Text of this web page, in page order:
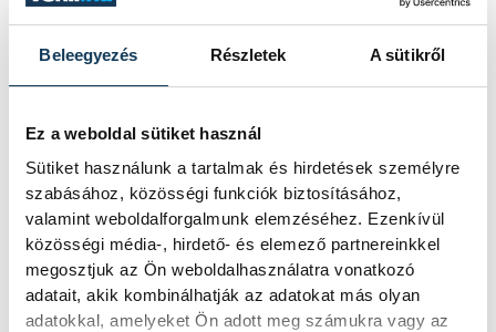
Beleegyezés Részletek A sütikről
Ez a weboldal sütiket használ
Sütiket használunk a tartalmak és hirdetések személyre
szabásához, közösségi funkciók biztosításához,
valamint weboldalforgalmunk elemzéséhez. Ezenkívül
közösségi média-, hirdető- és elemező partnereinkkel
megosztjuk az Ön weboldalhasználatra vonatkozó
adatait, akik kombinálhatják az adatokat más olyan
adatokkal, amelyeket Ön adott meg számukra vagy az
eredmény, ugyanakkor a csapat szeretné
ismét megmutatni, hogy helye van Európa
legjobbjai között.
Azt gondolom, hogy már
maga a részvétel óriási
dicsőség mindenkinek, mind
a csapatnak, mind az